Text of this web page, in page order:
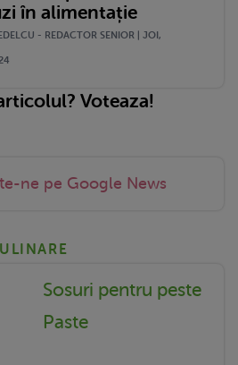
în alimentație
- REDACTOR SENIOR | JOI,
Voteaza!
ne pe Google News
Sosuri pentru peste
Paste